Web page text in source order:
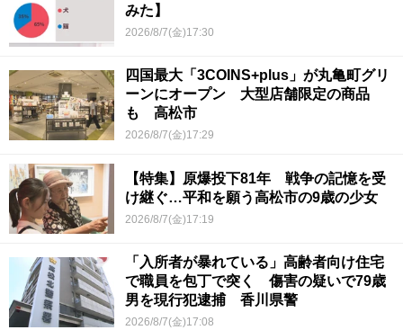
みた】
2026/8/7(金)17:30
四国最大「3COINS+plus」が丸亀町グリ
ーンにオープン 大型店舗限定の商品
も 高松市
2026/8/7(金)17:29
【特集】原爆投下81年 戦争の記憶を受
け継ぐ…平和を願う高松市の9歳の少女
2026/8/7(金)17:19
「入所者が暴れている」高齢者向け住宅
で職員を包丁で突く 傷害の疑いで79歳
男を現行犯逮捕 香川県警
2026/8/7(金)17:08